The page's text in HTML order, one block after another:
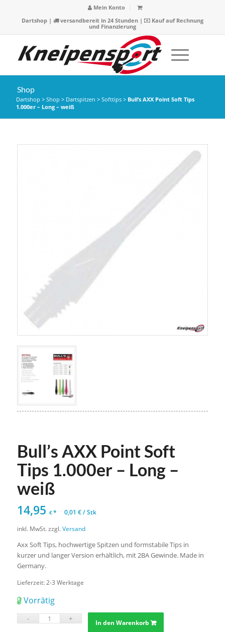
Mein Konto
Dartshop| versandbereit in 24 Stunden |
Kauf auf Rechnung
und Finanzierung
Shop
Dartshop > Shop > Dartspitzen > Softtips> Bull’s AXX Point Soft Tips
1.000er – Long – weiß
Bull’s AXX Point Soft
Tips 1.000er – Long –
weiß
14,95 €* 0,01 €/Stk
inkl. MwSt. zzgl.Versand
Axx Soft Tips, hochwertige Spitzen und formstabile Tips in
kurzer und langer Version erhältlich, mit 2BA Gewinde. Made in
Germany.
Lieferzeit: 2-3 Werktage
Vorrätig
In den Warenkorb